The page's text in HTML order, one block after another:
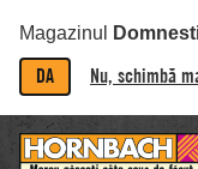
Magazinul
DA Nu, schimbă